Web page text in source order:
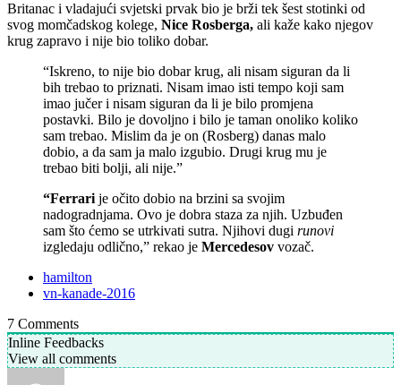
Britanac i vladajući svjetski prvak bio je brži tek šest stotinki od
svog momčadskog kolege, Nice Rosberga, ali kaže kako njegov
krug zapravo i nije bio toliko dobar.
“Iskreno, to nije bio dobar krug, ali nisam siguran da li
bih trebao to priznati. Nisam imao isti tempo koji sam
imao jučer i nisam siguran da li je bilo promjena
postavki. Bilo je dovoljno i bilo je taman onoliko koliko
sam trebao. Mislim da je on (Rosberg) danas malo
dobio, a da sam ja malo izgubio. Drugi krug mu je
trebao biti bolji, ali nije.”
“Ferrari je očito dobio na brzini sa svojim
nadogradnjama. Ovo je dobra staza za njih. Uzbuđen
sam što ćemo se utrkivati sutra. Njihovi dugi runovi
izgledaju odlično,” rekao je Mercedesov vozač.
hamilton
vn-kanade-2016
7 Comments
Inline Feedbacks
View all comments